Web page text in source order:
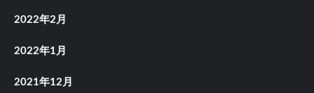
2022年2月
2022年1月
2021年12月